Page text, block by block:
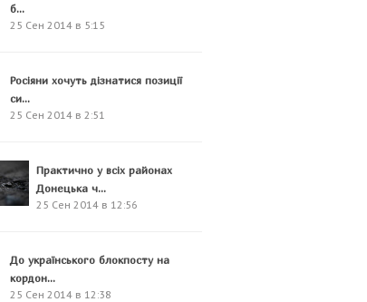
б...
25 Сен 2014 в 5:15
Росіяни хочуть дізнатися позиції
си...
25 Сен 2014 в 2:51
Практично у всіх районах
Донецька ч...
25 Сен 2014 в 12:56
До українського блокпосту на
кордон...
25 Сен 2014 в 12:38